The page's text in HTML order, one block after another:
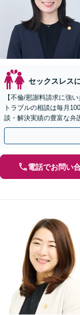
セックスレス
【不倫/慰謝料請求に強
トラブルの相談は毎月
談・解決実績の豊富な弁
倫相談は初回0円】【全
電話でお問い